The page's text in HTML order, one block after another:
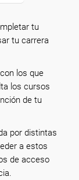
tu
tu carrera
los que
los cursos
de tu
por distintas
a estos
de acceso